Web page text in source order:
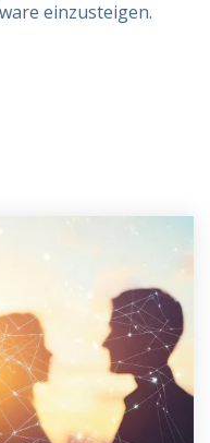
einzusteigen.